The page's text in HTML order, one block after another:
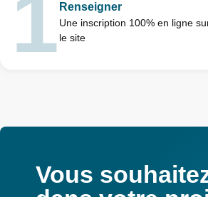
Renseigner
Une inscription 100% en ligne
le site
Vous